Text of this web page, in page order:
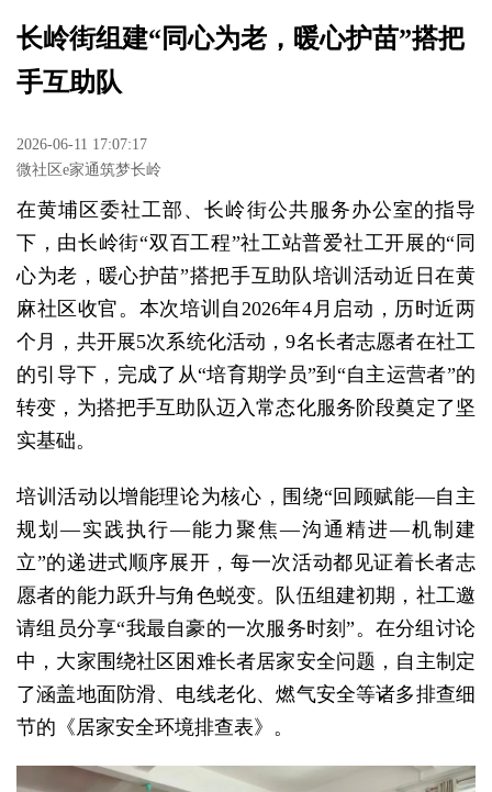
长岭街组建“同心为老，暖心护苗”搭把
手互助队
2026-06-11 17:07:17
微社区e家通筑梦长岭
在黄埔区委社工部、长岭街公共服务办公室的指导
下，由长岭街“双百工程”社工站普爱社工开展的“同
心为老，暖心护苗”搭把手互助队培训活动近日在黄
麻社区收官。本次培训自2026年4月启动，历时近两
个月，共开展5次系统化活动，9名长者志愿者在社工
的引导下，完成了从“培育期学员”到“自主运营者”的
转变，为搭把手互助队迈入常态化服务阶段奠定了坚
实基础。
培训活动以增能理论为核心，围绕“回顾赋能—自主
规划—实践执行—能力聚焦—沟通精进—机制建
立”的递进式顺序展开，每一次活动都见证着长者志
愿者的能力跃升与角色蜕变。队伍组建初期，社工邀
请组员分享“我最自豪的一次服务时刻”。在分组讨论
中，大家围绕社区困难长者居家安全问题，自主制定
了涵盖地面防滑、电线老化、燃气安全等诸多排查细
节的《居家安全环境排查表》。